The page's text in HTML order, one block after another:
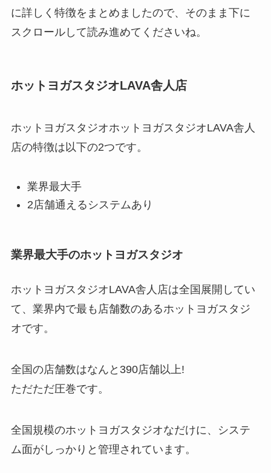
に詳しく特徴をまとめましたので、そのまま下に
スクロールして読み進めてくださいね。
ホットヨガスタジオLAVA舎人店
ホットヨガスタジオホットヨガスタジオLAVA舎人
店の特徴は以下の2つです。
業界最大手
2店舗通えるシステムあり
業界最大手のホットヨガスタジオ
ホットヨガスタジオLAVA舎人店は全国展開してい
て、業界内で最も店舗数のあるホットヨガスタジ
オです。
全国の店舗数はなんと 390店舗以上!
ただただ圧巻です。
全国規模のホットヨガスタジオなだけに、システ
ム面がしっかりと管理されています。